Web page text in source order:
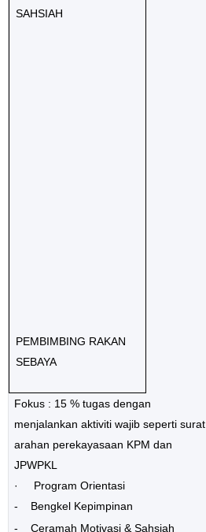
SAHSIAH
PEMBIMBING RAKAN
SEBAYA
Fokus : 15 % tugas dengan
menjalankan aktiviti wajib seperti surat
arahan perekayasaan KPM dan
JPWPKL
· Program Orientasi
-
Bengkel Kepimpinan
-
Ceramah Motivasi & Sahsiah